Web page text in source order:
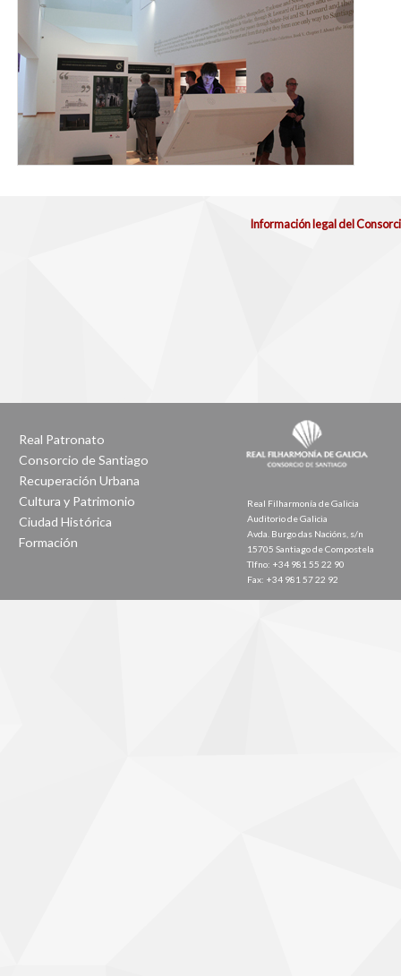
Información legal del
Real Patronato
Consorcio de Santiago
Recuperación Urbana
Cultura y Patrimonio
Ciudad Histórica
Formación
Real Filharmonía de Galicia
Auditorio de Galicia
Avda. Burgo das Nacións, s/n
15705 Santiago de Compostela
Tlfno: +34 981 55 22 90
Fax: +34 981 57 22 92